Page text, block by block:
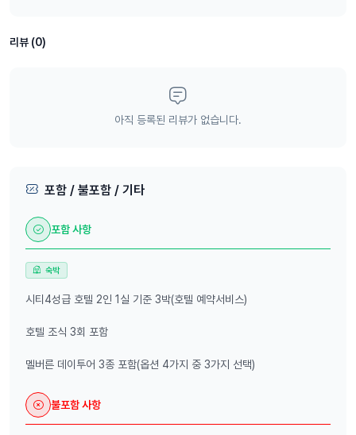
리뷰 (0)
아직 등록된 리뷰가 없습니다.
포함 / 불포함 / 기타
포함 사항
숙박
시티4성급 호텔 2인 1실 기준 3박(호텔 예약서비스)
호텔 조식 3회 포함
멜버른 데이투어 3종 포함(옵션 4가지 중 3가지 선택)
불포함 사항